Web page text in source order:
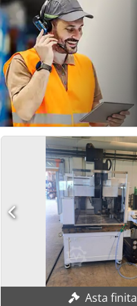
elettrodo utilizzabile: 800 mm
lavorabile: 1000 kg
Capacità nominale: 5KVA
Asta finita